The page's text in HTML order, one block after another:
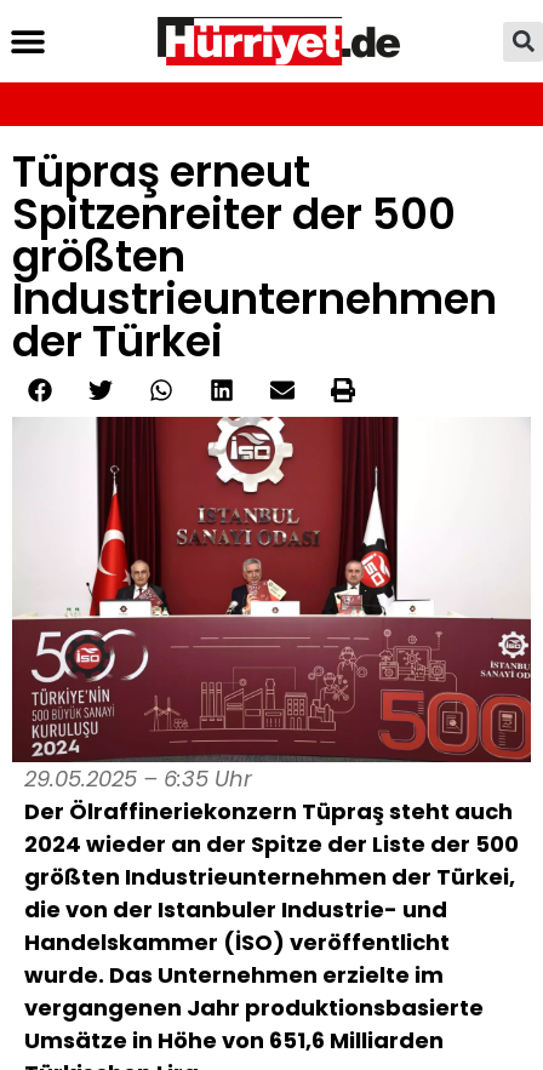
Tüpraş erneut
Spitzenreiter der 500
größten
Industrieunternehmen
der Türkei
29.05.2025 – 6:35 Uhr
Der Ölraffineriekonzern Tüpraş steht auch
2024 wieder an der Spitze der Liste der 500
größten Industrieunternehmen der Türkei,
die von der Istanbuler Industrie- und
Handelskammer (İSO) veröffentlicht
wurde. Das Unternehmen erzielte im
vergangenen Jahr produktionsbasierte
Umsätze in Höhe von 651,6 Milliarden